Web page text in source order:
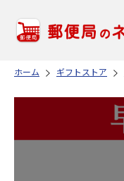
ホーム ギフトストア